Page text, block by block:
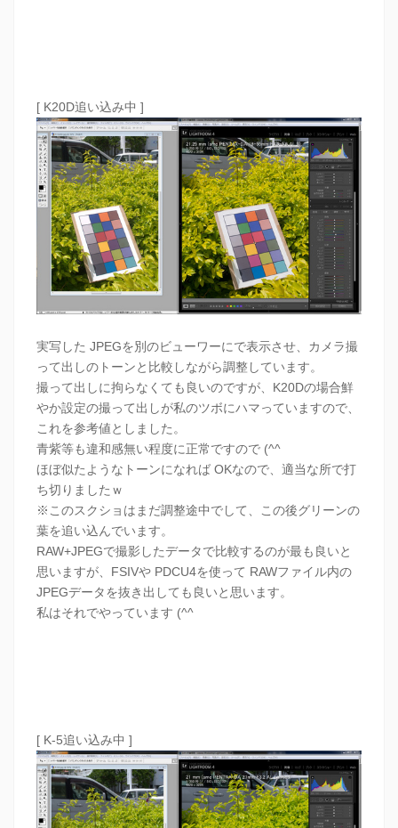
[ K20D追い込み中 ]
実写した JPEGを別のビューワーにで表示させ、カメラ撮
って出しのトーンと比較しながら調整しています。
撮って出しに拘らなくても良いのですが、K20Dの場合鮮
やか設定の撮って出しが私のツボにハマっていますので、
これを参考値としました。
青紫等も違和感無い程度に正常ですので (^^
ほぼ似たようなトーンになれば OKなので、適当な所で打
ち切りましたｗ
※このスクショはまだ調整途中でして、この後グリーンの
葉を追い込んでいます。
RAW+JPEGで撮影したデータで比較するのが最も良いと
思いますが、FSIVや PDCU4を使って RAWファイル内の
JPEGデータを抜き出しても良いと思います。
私はそれでやっています (^^
[ K-5追い込み中 ]